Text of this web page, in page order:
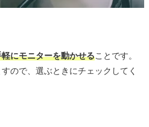
軽にモニターを動かせることです。
ので、選ぶときにチェックしてく